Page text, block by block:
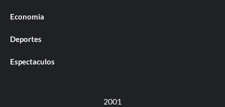
Economia
Deportes
Espectaculos
2001